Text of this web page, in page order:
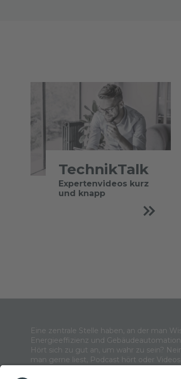
TechnikTalk
Expertenvideos kurz
und knapp
Eine zentrale Stelle haben, an der man
Energieeffizienz und
Hört sich zu gut an, um wahr zu sein?
man gerne liest, Podcast hört oder